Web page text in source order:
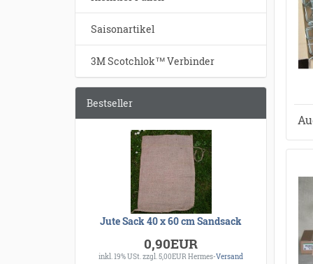
Saisonartikel
3M Scotchlok™ Verbinder
Bestseller
Jute Sack 40 x 60 cm Sandsack
0,90EUR
inkl. 19% USt.zzgl. 5,00EUR Hermes-Versand